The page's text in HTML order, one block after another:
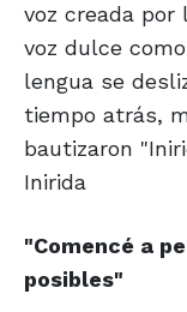
voz creada
voz dulce
lengua se
tiempo atrás,
bautizaron
Inirida
"Comencé a
posibles"